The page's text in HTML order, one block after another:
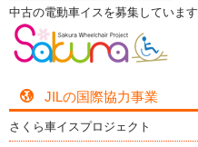
中古の電動車イスを募集しています
JILの国際協力事業
さくら車イスプロジェクト